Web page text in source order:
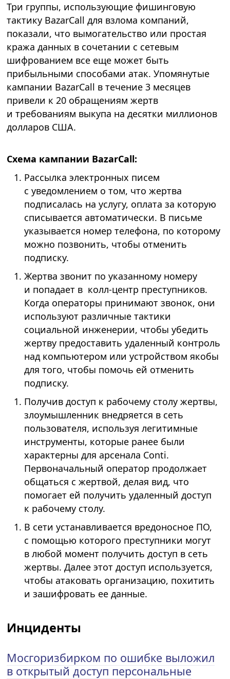
Три группы, использующие фишинговую
тактику BazarCall для взлома компаний,
показали, что вымогательство или простая
кража данных в сочетании с сетевым
шифрованием все еще может быть
прибыльными способами атак. Упомянутые
кампании BazarCall в течение 3 месяцев
привели к 20 обращениям жертв
и требованиям выкупа на десятки миллионов
долларов США.
Схема кампании BazarCall:
Рассылка электронных писем
с уведомлением о том, что жертва
подписалась на услугу, оплата за которую
списывается автоматически. В письме
указывается номер телефона, по которому
можно позвонить, чтобы отменить
подписку.
Жертва звонит по указанному номеру
и попадает в колл-центр преступников.
Когда операторы принимают звонок, они
используют различные тактики
социальной инженерии, чтобы убедить
жертву предоставить удаленный контроль
над компьютером или устройством якобы
для того, чтобы помочь ей отменить
подписку.
Получив доступ к рабочему столу жертвы,
злоумышленник внедряется в сеть
пользователя, используя легитимные
инструменты, которые ранее были
характерны для арсенала Conti.
Первоначальный оператор продолжает
общаться с жертвой, делая вид, что
помогает ей получить удаленный доступ
к рабочему столу.
В сети устанавливается вредоносное ПО,
с помощью которого преступники могут
в любой момент получить доступ в сеть
жертвы. Далее этот доступ используется,
чтобы атаковать организацию, похитить
и зашифровать ее данные.
Инциденты
Мосгоризбирком по ошибке выложил
в открытый доступ персональные